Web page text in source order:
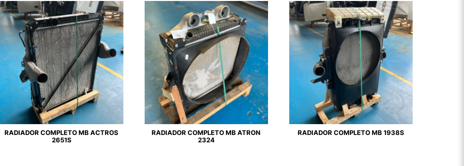
RADIADOR COMPLETO MB ACTROS
2651S
RADIADOR COMPLETO MB ATRON
2324
RADIADOR COMPLETO MB 1938S